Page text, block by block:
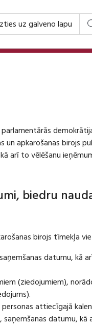
uz galveno lapu
un apkarošanas birojs
arī to vēlēšanu
biedru
birojs tīmekļa
datumu, kā
(ziedojumiem),
attiecīgajā
datumu, kā